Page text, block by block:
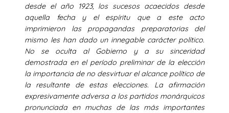
desde el año 1923, los sucesos acaecidos desde
aquella fecha y el espíritu que a este acto
imprimieron las propagandas preparatorias del
mismo les han dado un innegable carácter político.
No se oculta al Gobierno y a su sinceridad
demostrada en el período preliminar de la elección
la importancia de no desvirtuar el alcance político de
la resultante de estas elecciones. La afirmación
expresivamente adversa a los partidos monárquicos
pronunciada en muchas de las más importantes